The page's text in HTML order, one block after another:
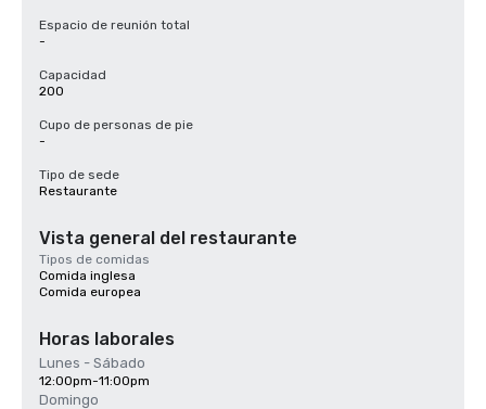
Espacio de reunión total
-
Capacidad
200
Cupo de personas de pie
-
Tipo de sede
Restaurante
Vista general del restaurante
Tipos de comidas
Comida inglesa
Comida europea
Horas laborales
Lunes - Sábado
12:00pm-11:00pm
Domingo